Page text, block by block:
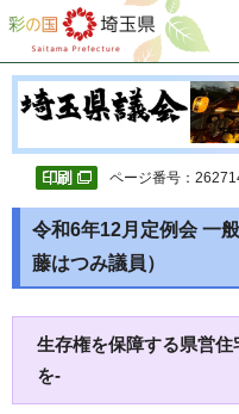
彩の国 埼玉県
ページ番号：
令和6年12月定例会 一
藤はつみ議員）
生存権を保障する県営
を-